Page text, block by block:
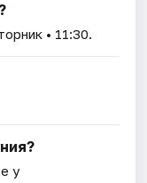
• 11:30.
у